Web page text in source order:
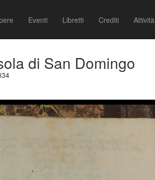
Eventi Libretti Crediti Attività
di San Domingo